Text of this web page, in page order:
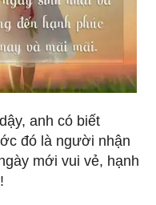
anh có biết
đó là người nhận
mới vui vẻ, hạnh